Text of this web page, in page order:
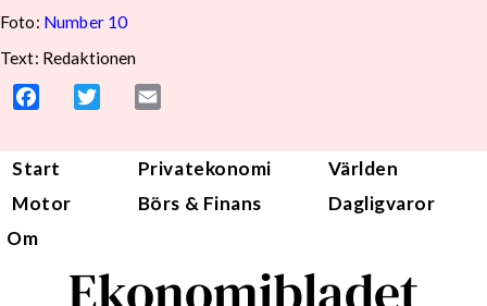
Foto: Number 10
Text: Redaktionen
Facebook Twitter
Start Privatekonomi
Världen
Motor
Börs & Finans
Dagligvaror
Om